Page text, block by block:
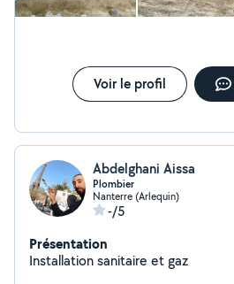
Voir le profil
Abdelghani Aissa
Plombier
Nanterre (Arlequin)
-/5
Présentation
Installation sanitaire et gaz